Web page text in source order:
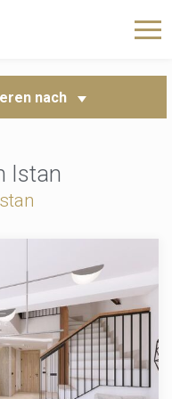
nach
Istan